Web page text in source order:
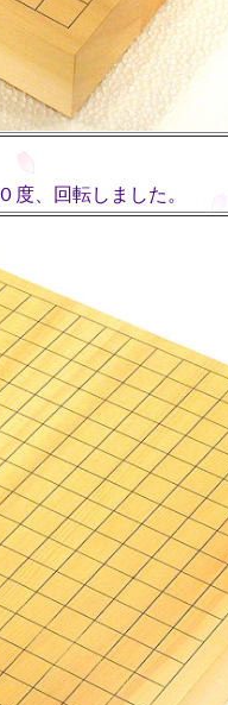
度、回転しました。